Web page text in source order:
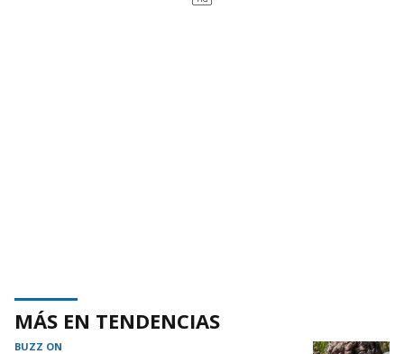
MÁS EN TENDENCIAS
BUZZ ON